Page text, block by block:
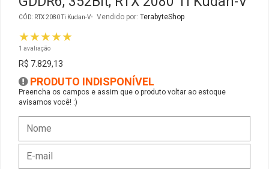
CÓD: RTX 2080 Ti Kudan-V Vendido por: TerabyteShop
★★★★★
1 avaliação
R$ 7.829,13
PRODUTO INDISPONÍVEL
Preencha os campos e assim que o produto voltar ao estoque
avisamos você! :)
Ver Todos
Fontes Diversas
Ver Todos